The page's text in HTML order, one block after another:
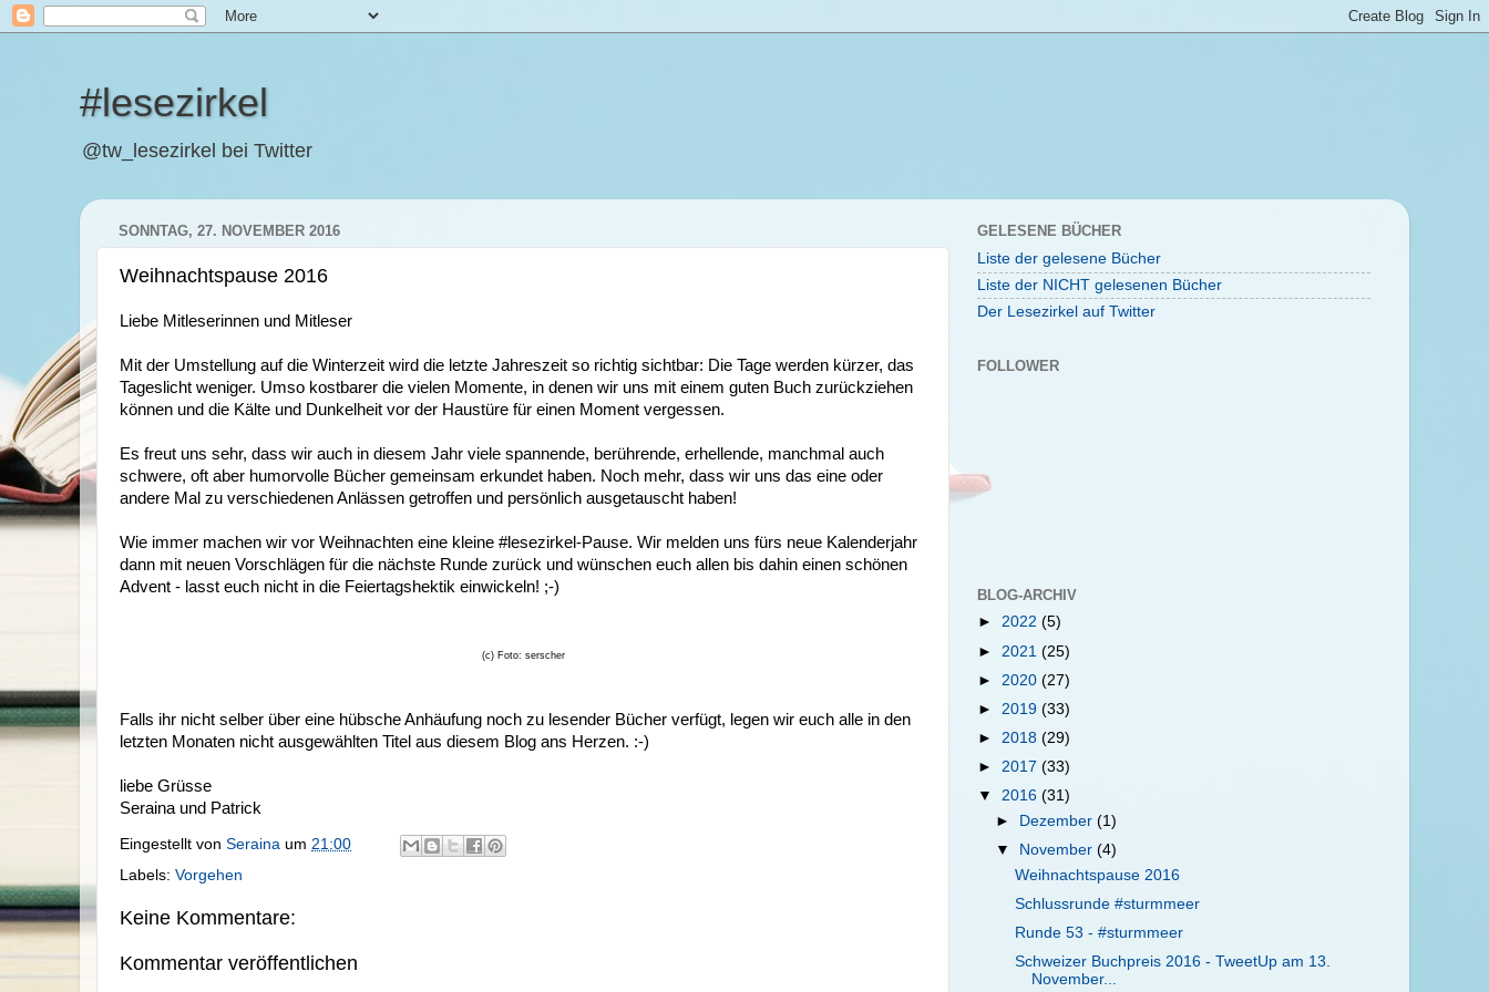
#lesezirkel
@tw_lesezirkel bei Twitter
SONNTAG, 27. NOVEMBER 2016
Weihnachtspause 2016
Liebe Mitleserinnen und Mitleser
Mit der Umstellung auf die Winterzeit wird die letzte Jahreszeit so richtig sichtbar: Die Tage werden kürzer, das
Tageslicht weniger. Umso kostbarer die vielen Momente, in denen wir uns mit einem guten Buch zurückziehen
können und die Kälte und Dunkelheit vor der Haustüre für einen Moment vergessen.
Es freut uns sehr, dass wir auch in diesem Jahr viele spannende, berührende, erhellende, manchmal auch
schwere, oft aber humorvolle Bücher gemeinsam erkundet haben. Noch mehr, dass wir uns das eine oder
andere Mal zu verschiedenen Anlässen getroffen und persönlich ausgetauscht haben!
Wie immer machen wir vor Weihnachten eine kleine #lesezirkel-Pause. Wir melden uns fürs neue Kalenderjahr
dann mit neuen Vorschlägen für die nächste Runde zurück und wünschen euch allen bis dahin einen schönen
Advent - lasst euch nicht in die Feiertagshektik einwickeln! ;-)
(c) Foto: serscher
Falls ihr nicht selber über eine hübsche Anhäufung noch zu lesender Bücher verfügt, legen wir euch alle in den
letzten Monaten nicht ausgewählten Titel aus diesem Blog ans Herzen. :-)
liebe Grüsse
Seraina und Patrick
Eingestellt von Seraina um 21:00
Labels: Vorgehen
Keine Kommentare:
Kommentar veröffentlichen
GELESENE BÜCHER
Liste der gelesene Bücher
Liste der NICHT gelesenen Bücher
Der Lesezirkel auf Twitter
FOLLOWER
BLOG-ARCHIV
► 2022 (5)
► 2021 (25)
► 2020 (27)
► 2019 (33)
► 2018 (29)
► 2017 (33)
▼ 2016 (31)
►
Dezember(1)
▼
November(4)
Weihnachtspause 2016
Schlussrunde #sturmmeer
Runde 53 - #sturmmeer
Schweizer Buchpreis 2016 - TweetUp am 13.
November...